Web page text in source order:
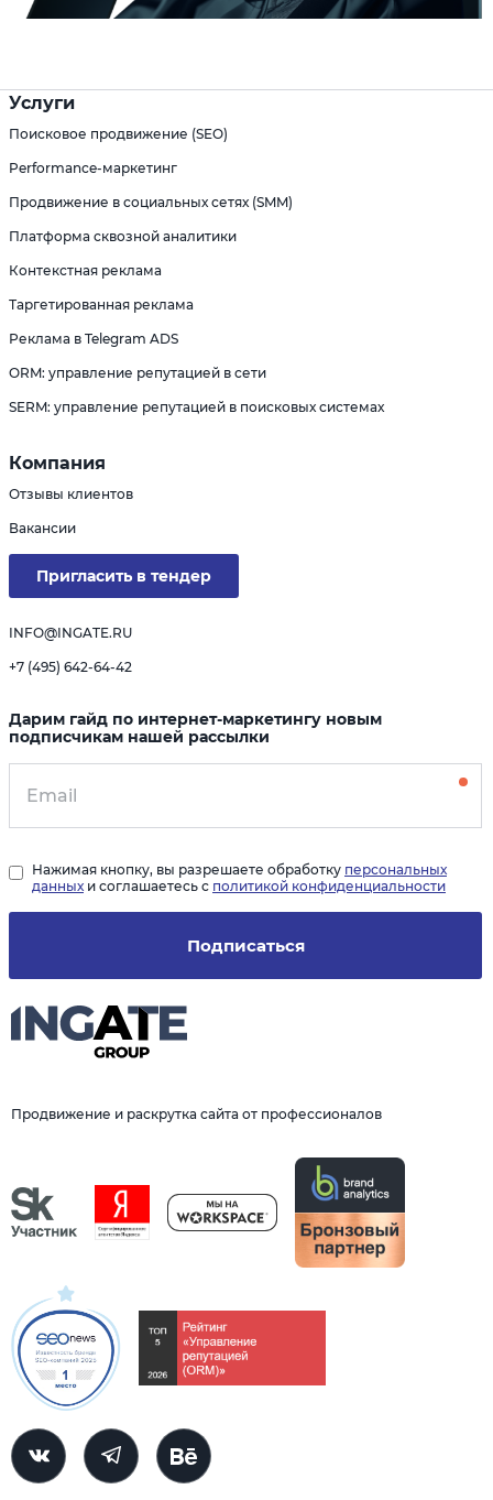
Продвижение и раскрутка сайта от профессионалов
Услуги
Поисковое продвижение (SEO)
Performance-маркетинг
Продвижение в социальных сетях (SMM)
Платформа сквозной аналитики
Контекстная реклама
Таргетированная реклама
Реклама в Telegram ADS
ORM: управление репутацией в сети
SERM: управление репутацией в поисковых системах
Компания
Отзывы клиентов
Вакансии
Пригласить в тендер
INFO@INGATE.RU
+7 (495) 642-64-42
Дарим гайд по интернет-маркетингу новым
подписчикам нашей рассылки
Подписаться
Нажимая кнопку, вы разрешаете обработку персональных
данных и соглашаетесь с политикой конфиденциальности